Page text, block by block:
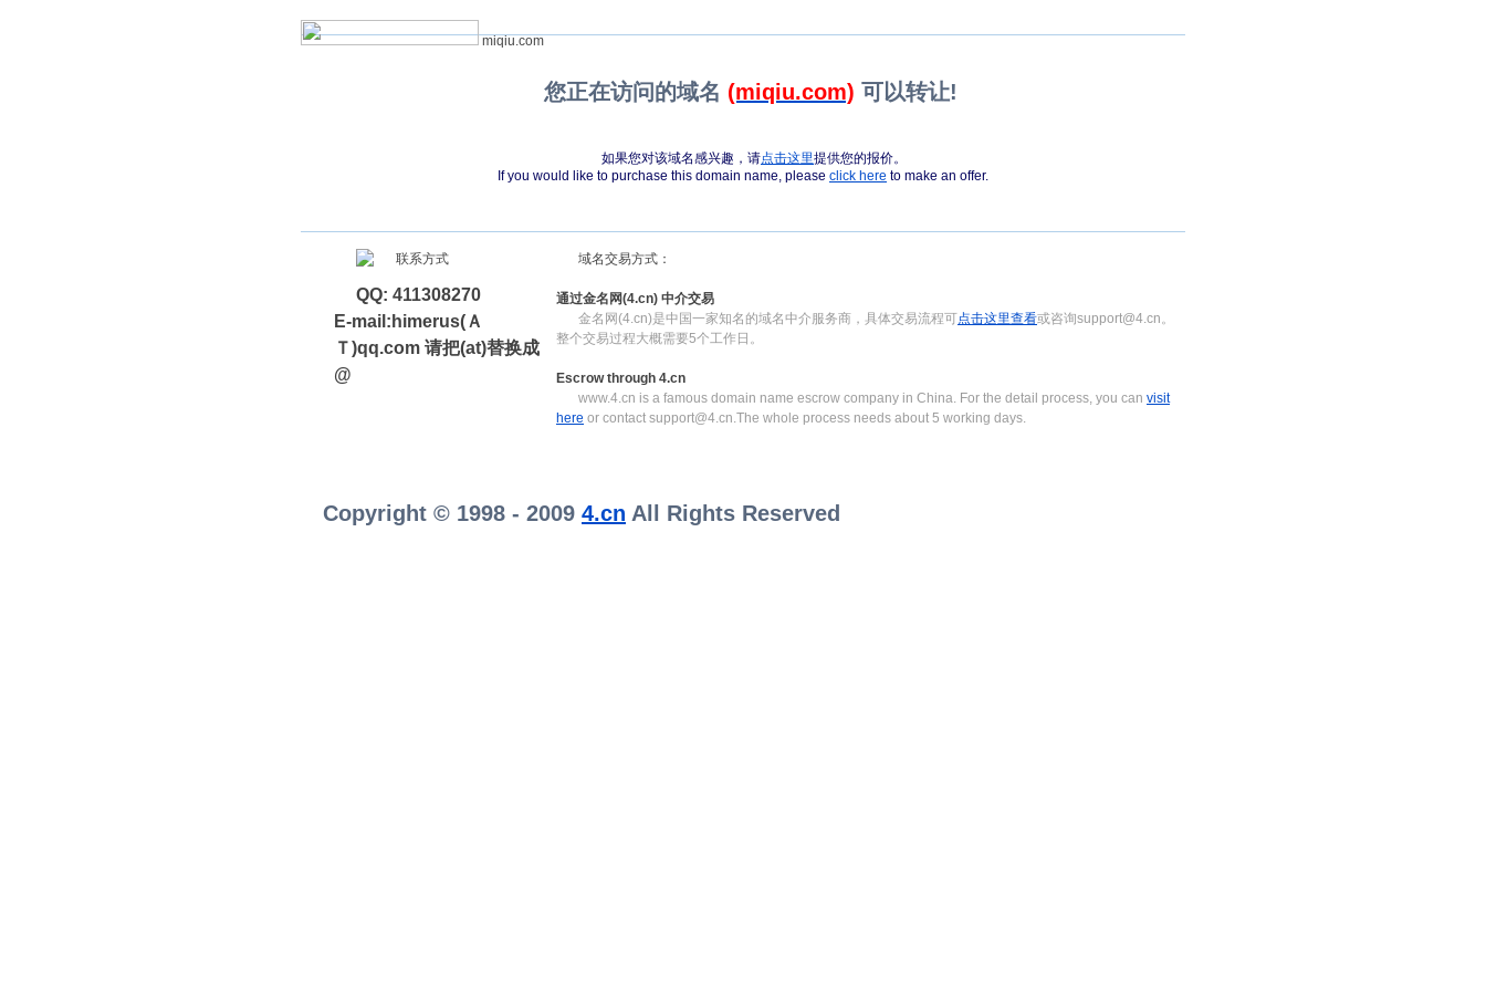
miqiu.com
您正在访问的域名 (miqiu.com) 可以转让!
如果您对该域名感兴趣，请点击这里提供您的报价。
If you would like to purchase this domain name, please click here to make an offer.
QQ: 411308270
E-mail:himerus(Ａ
Ｔ)qq.com 请把(at)替换成
@
域名交易方式：
通过金名网(4.cn) 中介交易
金名网(4.cn)是中国一家知名的域名中介服务商，具体交易流程可点击这里查看或咨询support@4.cn。
整个交易过程大概需要5个工作日。
Escrow through 4.cn
www.4.cn is a famous domain name escrow company in China. For the detail process, you can visit
here or contact support@4.cn.The whole process needs about 5 working days.
Copyright © 1998 - 2009 4.cn All Rights Reserved